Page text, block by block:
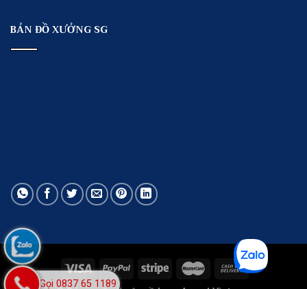
BẢN ĐỒ XƯỞNG SG
Gọi 0837 65 1189